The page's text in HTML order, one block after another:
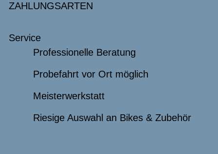
ZAHLUNGSARTEN
Service
Professionelle Beratung
Probefahrt vor Ort möglich
Meisterwerkstatt
Riesige Auswahl an Bikes & Zubehör